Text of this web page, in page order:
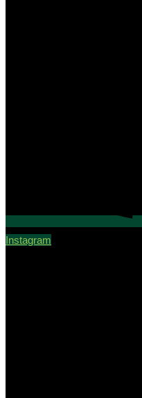
Instagram